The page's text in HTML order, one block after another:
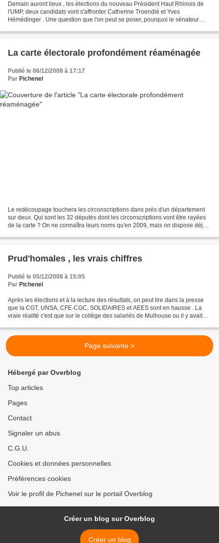
Demain auront lieux , les élections du nouveau Président Haut Rhinois de
l'UMP, deux candidats vont s'affronter Catherine Troendlé et Yves
Hémédinger . Une question que l'on peut se poser, pourquoi le sénateur
La carte électorale profondément réaménagée
Publié le 06/12/2008 à 17:17
Par Pichenel
Le redécoupage touchera les circonscriptions dans près d'un département
sur deux. Qui sont les 32 députés dont les circonscriptions vont être rayées
de la carte ? On ne connaîtra leurs noms qu'en 2009, mais on dispose déjà
Prud'homales , les vrais chiffres
Publié le 05/12/2008 à 15:05
Par Pichenel
Après les élections et à la lecture des résultats, on peut lire dans la presse
que la CGT, UNSA, CFE-CGC, SOLIDAIRES et AEES sont en hausse . La
vraie réalité c'est que sur le collège des salariés de Mulhouse ou il y avait
Page suivante >
Hébergé par Overblog
Top articles
Pages
Contact
Signaler un abus
C.G.U.
Cookies et données personnelles
Préférences cookies
Voir le profil de Pichenel sur le portail Overblog
Créer un blog sur Overblog
Créer un blog